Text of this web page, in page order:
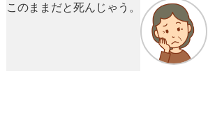
このままだと死んじゃう。